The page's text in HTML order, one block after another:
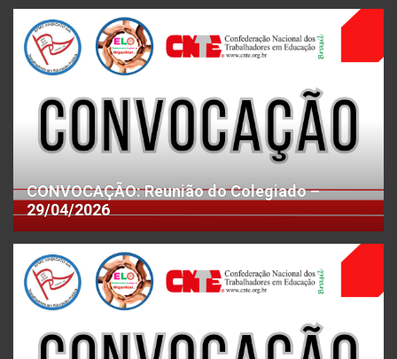
CONVOCAÇÃO: Reunião do Colegiado –
29/04/2026